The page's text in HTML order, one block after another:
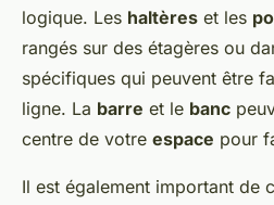
logique. Les haltères et les
rangés sur des étagères ou
spécifiques qui peuvent être
ligne. La barre et le banc
centre de votre espace pour
Il est également important de